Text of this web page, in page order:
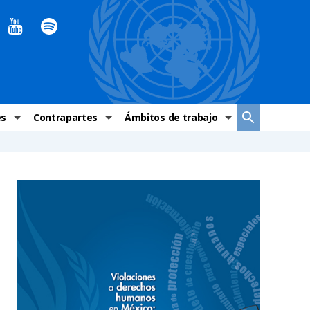
y grupos de trabajo
Contrapartes
Oficinas en Latinoamérica
Instituciones mexicanas de derechos humanos
Ámbitos de trabajo
Grupos vulnerados
Indicadores de DH
Comunicación y promoción
Representación